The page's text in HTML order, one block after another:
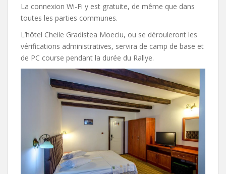
La connexion Wi-Fi y est gratuite, de même que dans
toutes les parties communes.
L’hôtel Cheile Gradistea Moeciu, ou se dérouleront les
vérifications administratives, servira de camp de base et
de PC course pendant la durée du Rallye.